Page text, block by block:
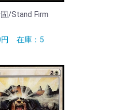
固/Stand Firm
円在庫：5